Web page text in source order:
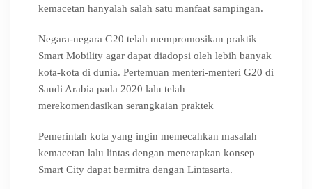
kemacetan hanyalah salah satu manfaat sampingan.
Negara-negara G20 telah mempromosikan praktik
Smart Mobility agar dapat diadopsi oleh lebih banyak
kota-kota di dunia. Pertemuan menteri-menteri G20 di
Saudi Arabia pada 2020 lalu telah
merekomendasikan serangkaian praktek
Pemerintah kota yang ingin memecahkan masalah
kemacetan lalu lintas dengan menerapkan konsep
Smart City dapat bermitra dengan Lintasarta.